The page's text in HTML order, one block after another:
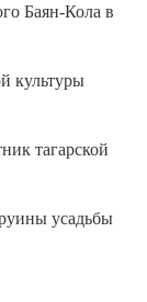
Баян-Кола в
культуры
тагарской
усадьбы